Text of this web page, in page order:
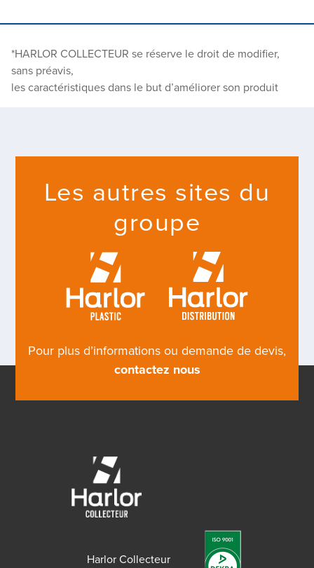
*HARLOR COLLECTEUR se réserve le droit de modifier,
sans préavis,
les caractéristiques dans le but d’améliorer son produit
Les autres sites du
groupe
Pour plus d’informations ou demande de devis,
contactez nous
Harlor Collecteur